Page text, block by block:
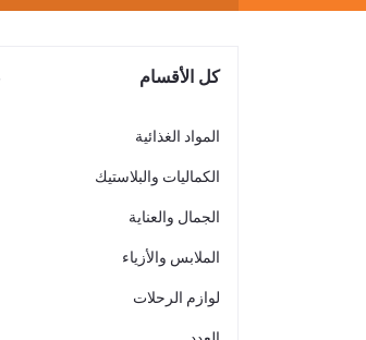
كل الأقسام
المواد الغذائية
الكماليات والبلاستيك
الجمال والعناية
الملابس والأزياء
لوازم الرحلات